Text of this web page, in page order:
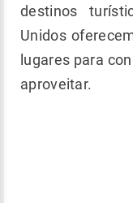
destinos
Unidos
lugares para
aproveitar.